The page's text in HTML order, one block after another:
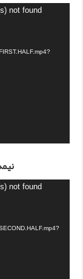
not found
not found